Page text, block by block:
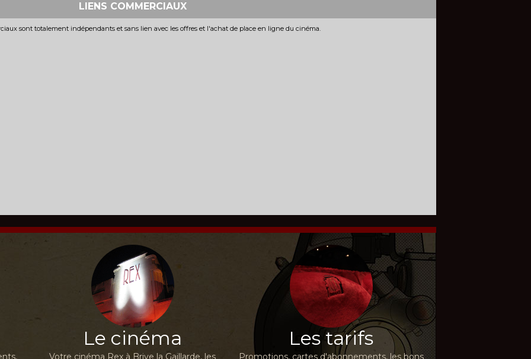
LIENS COMMERCIAUX
sont totalement indépendants et sans lien avec les offres et l'achat de place en ligne du cinéma.
Le cinéma
Votre cinéma Rex à Brive la Gaillarde, les
Les tarifs
Promotions, cartes d'abonnements, les bons